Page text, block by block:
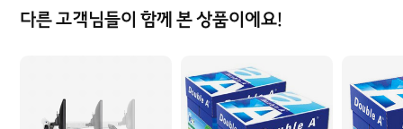
다른 고객님들이 함께 본 상품이에요!